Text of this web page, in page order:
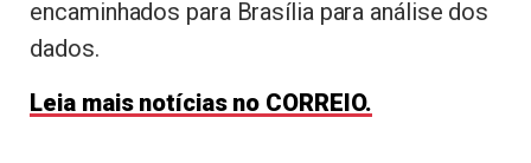
encaminhados para Brasília para análise dos
dados.
Leia mais notícias no CORREIO.